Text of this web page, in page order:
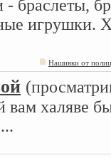
браслеты,
игрушки.
Нашивки от
халяве